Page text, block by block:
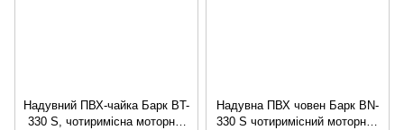
Надувний ПВХ-чайка Барк BT-
330 S, чотиримісна моторна,
Надувна ПВХ човен Барк BN-
330 S чотиримісний моторний